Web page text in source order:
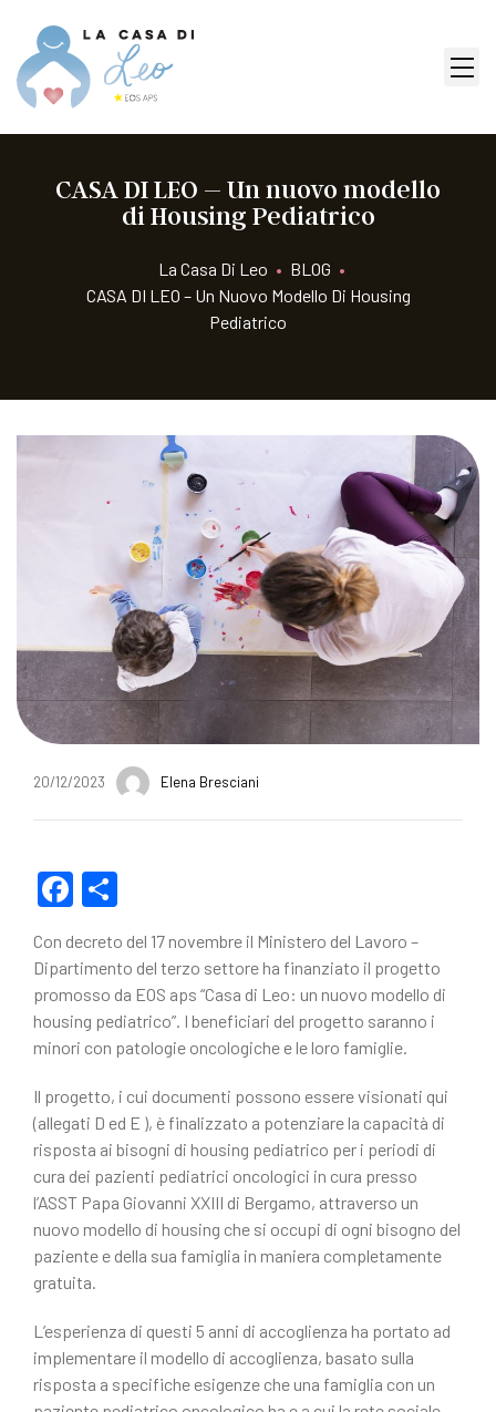
CASA DI LEO – Un nuovo modello
di Housing Pediatrico
La Casa Di Leo • BLOG •
CASA DI LEO – Un Nuovo Modello Di Housing
Pediatrico
20/12/2023 Elena Bresciani
F
c
e
b
o
o
k
o
n
di
vi
di
Con decreto del 17 novembre il Ministero del Lavoro –
Dipartimento del terzo settore ha finanziato il progetto
promosso da EOS aps “Casa di Leo: un nuovo modello di
housing pediatrico”. I beneficiari del progetto saranno i
minori con patologie oncologiche e le loro famiglie.
Il progetto, i cui documenti possono essere visionati qui
(allegati D ed E ), è finalizzato a potenziare la capacità di
risposta ai bisogni di housing pediatrico per i periodi di
cura dei pazienti pediatrici oncologici in cura presso
l’ASST Papa Giovanni XXIII di Bergamo, attraverso un
nuovo modello di housing che si occupi di ogni bisogno del
paziente e della sua famiglia in maniera completamente
gratuita.
L’esperienza di questi 5 anni di accoglienza ha portato ad
implementare il modello di accoglienza, basato sulla
risposta a specifiche esigenze che una famiglia con un